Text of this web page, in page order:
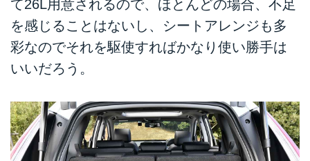
て26L用意されるので、ほとんどの場合、不足
を感じることはないし、シートアレンジも多
彩なのでそれを駆使すればかなり使い勝手は
いいだろう。